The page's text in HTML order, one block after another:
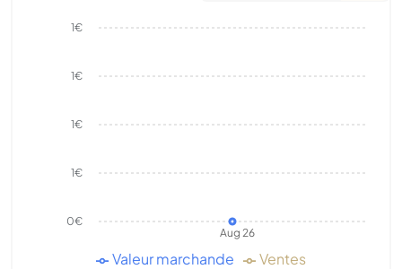
Aug 26
0€
1€
1€
1€
1€
Valeur marchande Ventes